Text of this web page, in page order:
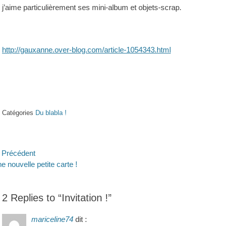
j’aime particulièrement ses mini-album et objets-scrap.
http://gauxanne.over-blog.com/article-1054343.html
Catégories Du blabla !
nouvelle petite carte !
2 Replies to “Invitation !”
mariceline74 dit :